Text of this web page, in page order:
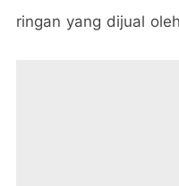
ringan yang dijual